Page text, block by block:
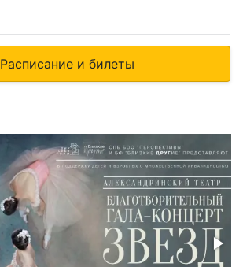
Расписание и билеты